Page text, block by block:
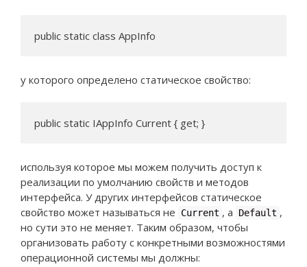
public static class AppInfo
у которого определено статическое свойство:
public static IAppInfo Current { get; }
используя которое мы можем получить доступ к
реализации по умолчанию свойств и методов
интерфейса. У других интерфейсов статическое
свойство может называться не
Current , а Default ,
но сути это не меняет. Таким образом, чтобы
организовать работу с конкретными возможностями
операционной системы мы должны: